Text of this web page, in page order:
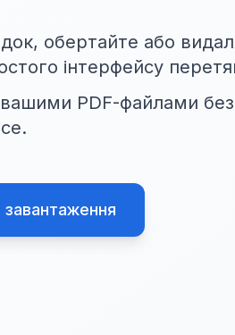
обертайте або
інтерфейсу
вашими PDF-файлами